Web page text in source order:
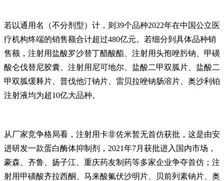
若以通用名（不分剂型）计，则39个品种2022年在中国公立医
疗机构终端的销售额合计超过480亿元。若细分到具体品种销
售额，注射用盐酸罗沙替丁醋酸酯、注射用头孢唑肟钠、甲磺
酸仑伐替尼胶囊、注射用尼可地尔、盐酸二甲双胍片、盐酸二
甲双胍缓释片、普伐他汀钠片、雷贝拉唑钠肠溶片、奥沙利铂
注射液均为超10亿大品种。
从厂家竞争格局看，注射用卡非佐米暂无首仿获批，这是由安
进研发一款蛋白酶体抑制剂，2021年7月获批进入国内市场，
豪森、齐鲁、扬子江、重庆药友制药等多家企业争夺首仿；注
射用甲磺酸齐拉西酮、马来酸氟伏沙明片、贝前列素钠片、奥